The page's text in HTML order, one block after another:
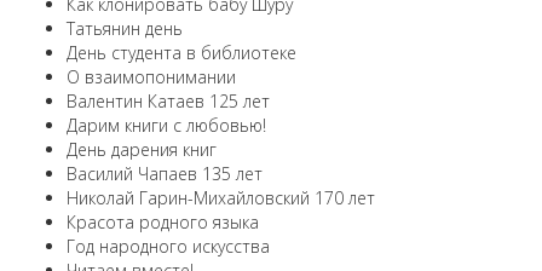
Татьянин день
День студента в библиотеке
О взаимопонимании
Валентин Катаев 125 лет
Дарим книги с любовью!
День дарения книг
Василий Чапаев 135 лет
Николай Гарин-Михайловский 170 лет
Красота родного языка
Год народного искусства